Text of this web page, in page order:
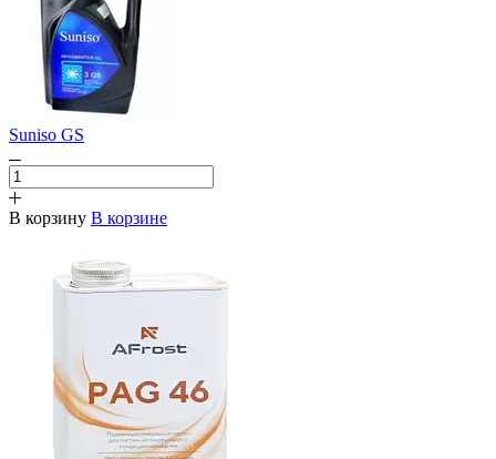
Suniso GS
В корзину В корзине